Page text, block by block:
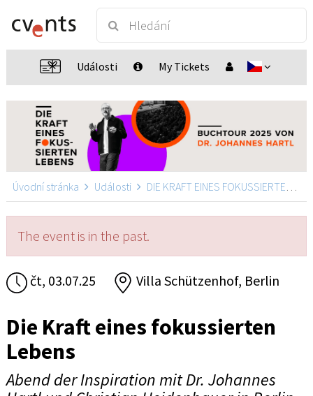
Události My Tickets
Úvodní stránka Události DIE KRAFT EINES FOKUSSIERTEN LEBENS
The event is in the past.
čt, 03.07.25 Villa Schützenhof, Berlin
Die Kraft eines fokussierten
Lebens
Abend der Inspiration mit Dr. Johannes